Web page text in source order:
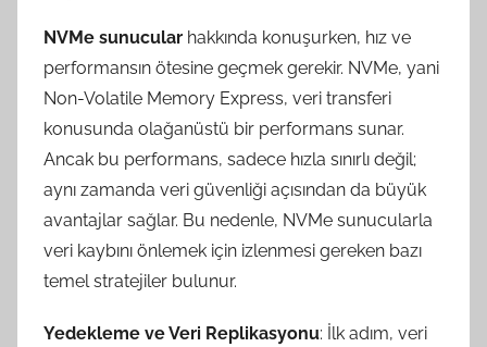
NVMe sunucular hakkında konuşurken, hız ve
performansın ötesine geçmek gerekir. NVMe, yani
Non-Volatile Memory Express, veri transferi
konusunda olağanüstü bir performans sunar.
Ancak bu performans, sadece hızla sınırlı değil;
aynı zamanda veri güvenliği açısından da büyük
avantajlar sağlar. Bu nedenle, NVMe sunucularla
veri kaybını önlemek için izlenmesi gereken bazı
temel stratejiler bulunur.
Yedekleme ve Veri Replikasyonu: İlk adım, veri